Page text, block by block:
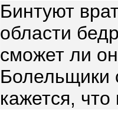
Бинтуют
области
сможет ли
Болельщики
кажется,